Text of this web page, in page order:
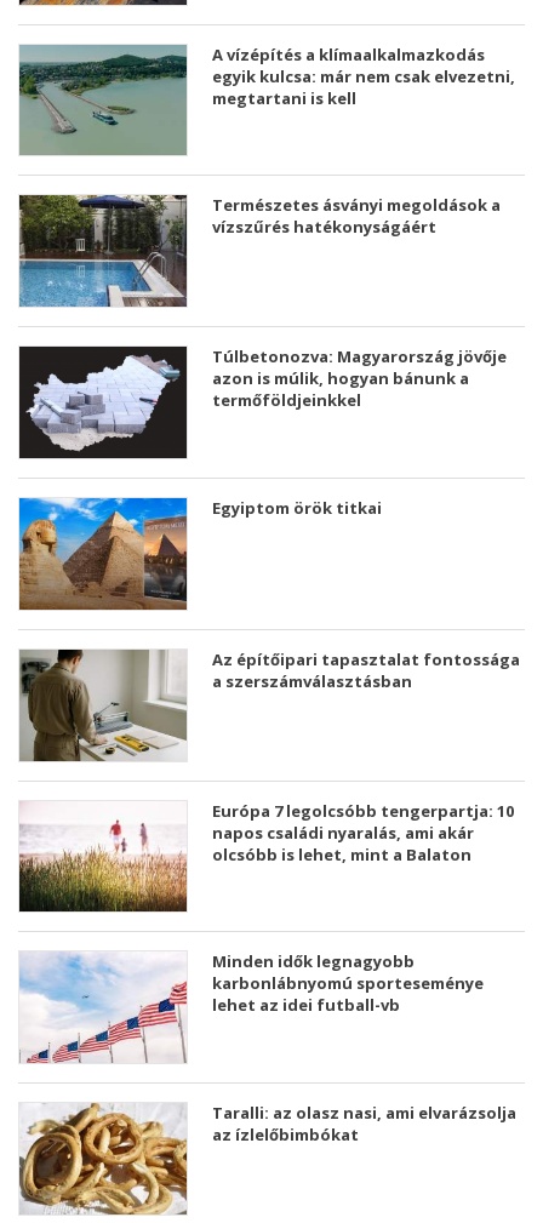
A vízépítés a klímaalkalmazkodás
egyik kulcsa: már nem csak elvezetni,
megtartani is kell
Természetes ásványi megoldások a
vízszűrés hatékonyságáért
Túlbetonozva: Magyarország jövője
azon is múlik, hogyan bánunk a
termőföldjeinkkel
Egyiptom örök titkai
Az építőipari tapasztalat fontossága
a szerszámválasztásban
Európa 7 legolcsóbb tengerpartja: 10
napos családi nyaralás, ami akár
olcsóbb is lehet, mint a Balaton
Minden idők legnagyobb
karbonlábnyomú sporteseménye
lehet az idei futball-vb
Taralli: az olasz nasi, ami elvarázsolja
az ízlelőbimbókat